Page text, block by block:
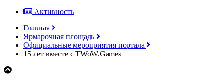
Активность
Главная
Ярмарочная площадь
Официальные мероприятия портала
15 лет вместе с TWoW.Games